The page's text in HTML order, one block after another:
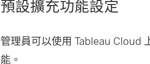
預設擴充功能設定
管理員可以使用Tableau Cloud
能。